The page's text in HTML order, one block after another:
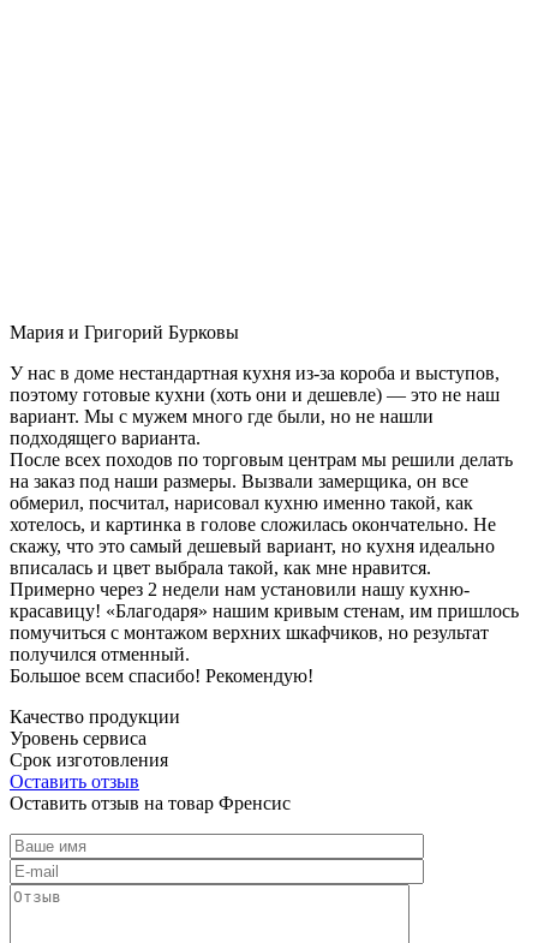
Мария и Григорий Бурковы
У нас в доме нестандартная кухня из-за короба и выступов,
поэтому готовые кухни (хоть они и дешевле) — это не наш
вариант. Мы с мужем много где были, но не нашли
подходящего варианта.
После всех походов по торговым центрам мы решили делать
на заказ под наши размеры. Вызвали замерщика, он все
обмерил, посчитал, нарисовал кухню именно такой, как
хотелось, и картинка в голове сложилась окончательно. Не
скажу, что это самый дешевый вариант, но кухня идеально
вписалась и цвет выбрала такой, как мне нравится.
Примерно через 2 недели нам установили нашу кухню-
красавицу! «Благодаря» нашим кривым стенам, им пришлось
помучиться с монтажом верхних шкафчиков, но результат
получился отменный.
Большое всем спасибо! Рекомендую!
Качество продукции
Уровень сервиса
Срок изготовления
Оставить отзыв
Оставить отзыв на товар Френсис